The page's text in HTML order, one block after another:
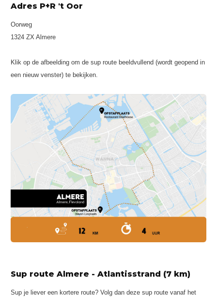
Adres P+R 't Oor
Oorweg
1324 ZX Almere
Klik op de afbeelding om de sup route beeldvullend (wordt geopend in
een nieuw venster) te bekijken.
Sup route Almere - Atlantisstrand (7 km)
Sup je liever een kortere route? Volg dan deze sup route vanaf het